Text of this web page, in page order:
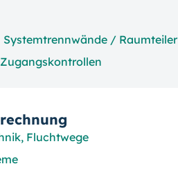
Systemtrennwände / Raumteiler
Zugangskontrollen
Fluchtwege